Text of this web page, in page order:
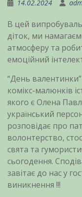
14.02.2024
В цей
діток, ми
атмосферу та
емоційний
“День
комікс-малюнків
якого є Олена
український
розповідає про
волонтерство,
свята та
сьогодення.
завітає до нас у
виникнення !!!